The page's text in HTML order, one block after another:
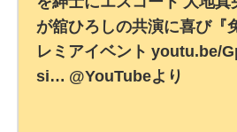
が舘ひろしの共演に喜び『
レミアイベント youtu.be/
si… @YouTubeより